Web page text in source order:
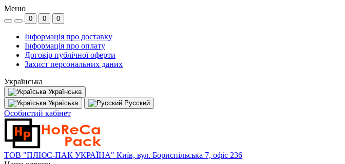
Меню
0 0 0
Інформація про доставку
Інформація про оплату
Договір публічної оферти
Захист персональних даних
Українська
Українська
Україська
Русский
Особистий кабінет
ТОВ "ПЛЮС-ПАК УКРАЇНА" Київ, вул. Бориспільська 7, офіс 236